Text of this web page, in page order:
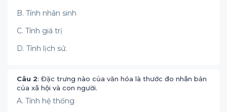
B. Tính nhân sinh
C. Tính giá trị
D. Tính lịch sử.
Câu 2: Đặc trưng nào của văn hóa là thước đo nhân bản
của xã hội và con người.
A. Tính hệ thống